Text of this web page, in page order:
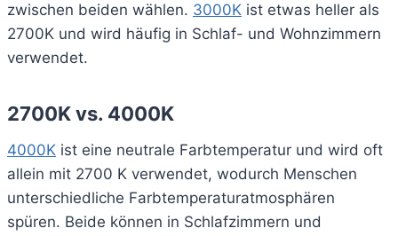
zwischen beiden wählen. 3000K ist etwas heller als
2700K und wird häufig in Schlaf- und Wohnzimmern
verwendet.
2700K vs. 4000K
4000K ist eine neutrale Farbtemperatur und wird oft
allein mit 2700 K verwendet, wodurch Menschen
unterschiedliche Farbtemperaturatmosphären
spüren. Beide können in Schlafzimmern und